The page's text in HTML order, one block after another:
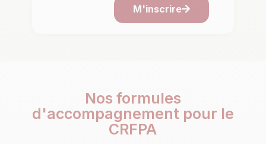
M'inscrire
Nos formules
d'accompagnement pour le
CRFPA